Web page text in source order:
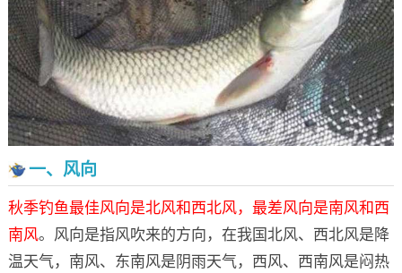
一、风向
秋季钓鱼最佳风向是北风和西北风，最差风向是南风和西
南风。风向是指风吹来的方向，在我国北风、西北风是降
温天气，南风、东南风是阴雨天气，西风、西南风是闷热